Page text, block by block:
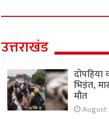
उत्तराखंड
भिड़ंत,
मौत
August